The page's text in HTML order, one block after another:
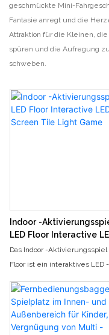
geschmückte Mini-
Fantasie anregt und die
Attraktion für die Kleinen,
spüren und die Aufregung
schweben.
Indoor -
LED Floor Interactive
Screen Tile Light Game
Das Indoor -Aktivierungsspiel
Floor ist ein interaktives LED -
für Spieler jeden Alters ein
einzigartiges und
Erlebnis bietet. Mit